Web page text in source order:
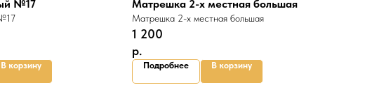
№17
В корзину
Матрешка 2-х местная большая
Матрешка 2-х местная большая
1 200
р.
Подробнее В корзину